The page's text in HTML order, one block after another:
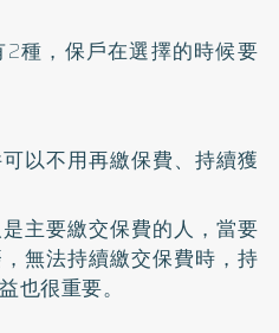
種，保戶在選擇的時候要
以不用再繳保費、持續獲
主要繳交保費的人，當要
無法持續繳交保費時，持
也很重要。